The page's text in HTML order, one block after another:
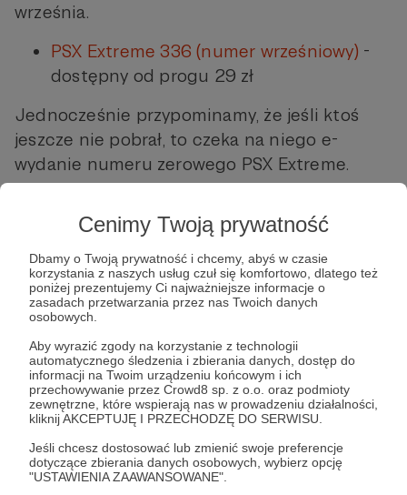
Cenimy Twoją prywatność
Dbamy o Twoją prywatność i chcemy, abyś w czasie
korzystania z naszych usług czuł się komfortowo, dlatego też
poniżej prezentujemy Ci najważniejsze informacje o
zasadach przetwarzania przez nas Twoich danych
osobowych.
Aby wyrazić zgody na korzystanie z technologii
automatycznego śledzenia i zbierania danych, dostęp do
informacji na Twoim urządzeniu końcowym i ich
przechowywanie przez Crowd8 sp. z o.o. oraz podmioty
zewnętrzne, które wspierają nas w prowadzeniu działalności,
kliknij AKCEPTUJĘ I PRZECHODZĘ DO SERWISU.
Jeśli chcesz dostosować lub zmienić swoje preferencje
dotyczące zbierania danych osobowych, wybierz opcję
"USTAWIENIA ZAAWANSOWANE".
września.
PSX Extreme 336 (numer wrześniowy) -
dostępny od progu 29 zł
Jednocześnie przypominamy, że jeśli ktoś
jeszcze nie pobrał, to czeka na niego e-
wydanie numeru zerowego PSX Extreme.
od progu 100 zł
Życzymy przyjemnej lektury!
Pozdrawiamy
Redakcja PSX Extreme
Udostępnij